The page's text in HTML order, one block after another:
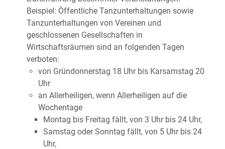
Beispiel: Öffentliche Tanzunterhaltungen sowie
Tanzunterhaltungen von Vereinen und
geschlossenen Gesellschaften in
Wirtschaftsräumen sind an folgenden Tagen
verboten:
von Gründonnerstag 18 Uhr bis Karsamstag 20
Uhr
an Allerheiligen, wenn Allerheiligen auf die
Wochentage
Montag bis Freitag fällt, von 3 Uhr bis 24 Uhr,
Samstag oder Sonntag fällt, von 5 Uhr bis 24
Uhr,